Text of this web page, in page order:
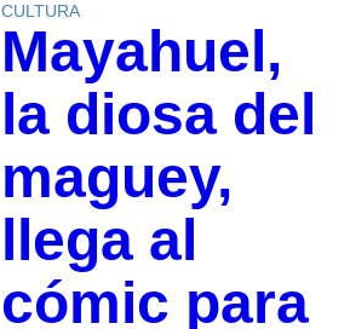
CULTURA
Mayahuel,
la diosa del
maguey,
llega al
cómic para